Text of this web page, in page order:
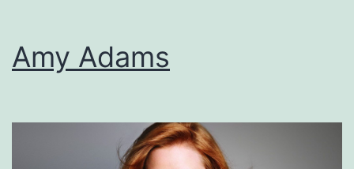
Amy Adams